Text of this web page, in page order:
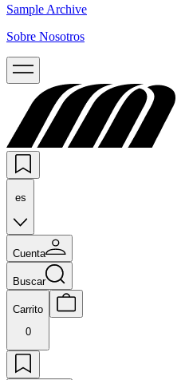
Sample Archive
Sobre Nosotros
es
Cuenta
Buscar
Carrito
0